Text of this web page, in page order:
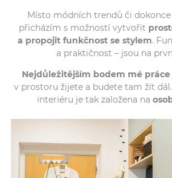
Místo módních trendů či
přicházím s možností vytvořit
a propojit funkčnost se stylem.
a praktičnost – jsou na
Nejdůležitějším bodem mé
v prostoru žijete a budete tam žít
interiéru je tak založena na